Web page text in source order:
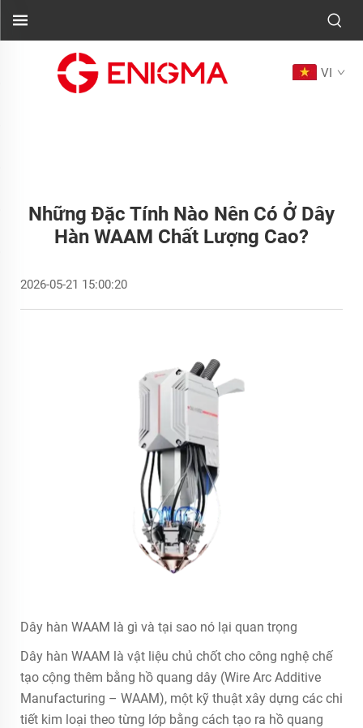
VI
Những Đặc Tính Nào Nên Có Ở Dây
Hàn WAAM Chất Lượng Cao?
2026-05-21 15:00:20
Dây hàn WAAM là gì và tại sao nó lại quan trọng
Dây hàn WAAM là vật liệu chủ chốt cho công nghệ chế
tạo cộng thêm bằng hồ quang dây (Wire Arc Additive
Manufacturing – WAAM), một kỹ thuật xây dựng các chi
tiết kim loại theo từng lớp bằng cách tạo ra hồ quang